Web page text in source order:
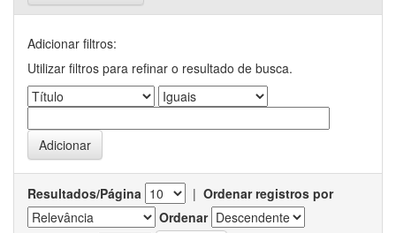
Adicionar filtros:
Utilizar filtros para refinar o resultado de busca.
Resultados/Página | Ordenar registros por
Ordenar